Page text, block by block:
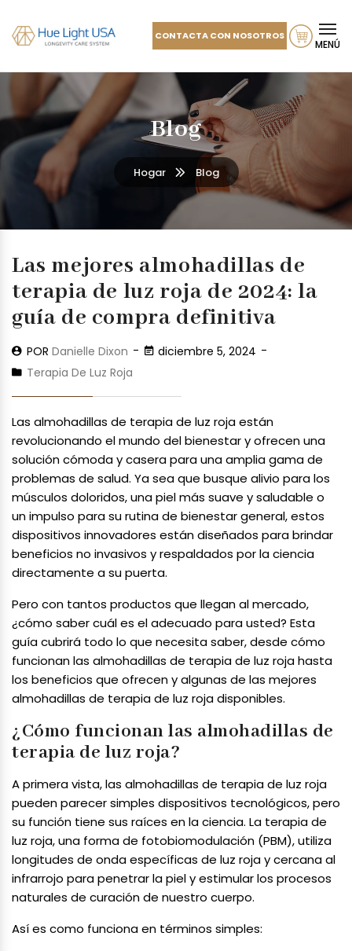
CONTACTA CON NOSOTROS
MENÚ
Blog
Hogar Blog
Las mejores almohadillas de
terapia de luz roja de 2024: la
guía de compra definitiva
POR Danielle Dixon
diciembre 5, 2024
Terapia De Luz Roja
Las almohadillas de terapia de luz roja están
revolucionando el mundo del bienestar y ofrecen una
solución cómoda y casera para una amplia gama de
problemas de salud. Ya sea que busque alivio para los
músculos doloridos, una piel más suave y saludable o
un impulso para su rutina de bienestar general, estos
dispositivos innovadores están diseñados para brindar
beneficios no invasivos y respaldados por la ciencia
directamente a su puerta.
Pero con tantos productos que llegan al mercado,
¿cómo saber cuál es el adecuado para usted? Esta
guía cubrirá todo lo que necesita saber, desde cómo
funcionan las almohadillas de terapia de luz roja hasta
los beneficios que ofrecen y algunas de las mejores
almohadillas de terapia de luz roja disponibles.
¿Cómo funcionan las almohadillas de
terapia de luz roja?
A primera vista, las almohadillas de terapia de luz roja
pueden parecer simples dispositivos tecnológicos, pero
su función tiene sus raíces en la ciencia. La terapia de
luz roja, una forma de fotobiomodulación (PBM), utiliza
longitudes de onda específicas de luz roja y cercana al
infrarrojo para penetrar la piel y estimular los procesos
naturales de curación de nuestro cuerpo.
Así es como funciona en términos simples: